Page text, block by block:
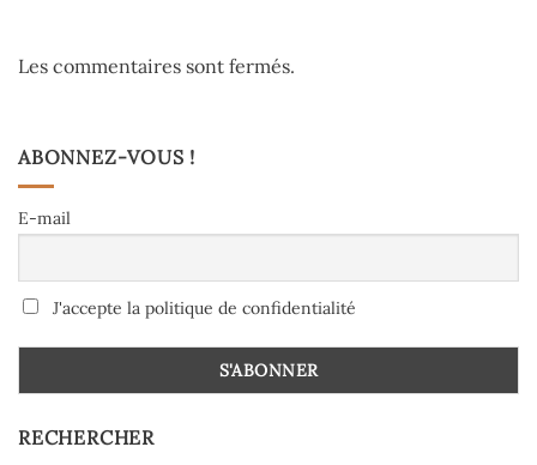
Les commentaires sont fermés.
ABONNEZ-VOUS !
E-mail
J'accepte la politique de confidentialité
RECHERCHER